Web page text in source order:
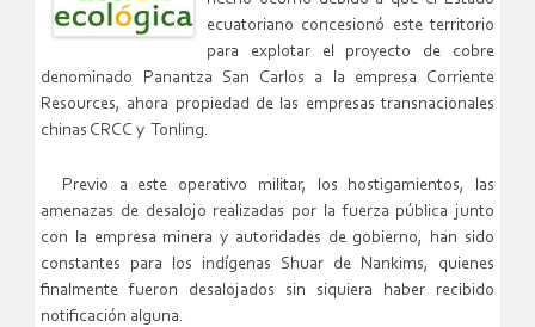
ecuatoriano concesionó este territorio
para explotar el proyecto de cobre
denominado Panantza San Carlos a la empresa Corriente
Resources, ahora propiedad de las empresas transnacionales
chinas CRCC y Tonling.
Previo a este operativo militar, los hostigamientos, las
amenazas de desalojo realizadas por la fuerza pública junto
con la empresa minera y autoridades de gobierno, han sido
constantes para los indígenas Shuar de Nankims, quienes
finalmente fueron desalojados sin siquiera haber recibido
notificación alguna.